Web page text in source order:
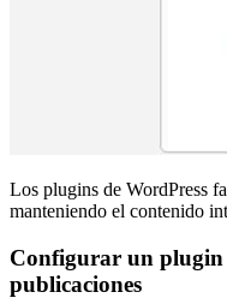
Los plugins de WordPress
manteniendo el contenido
Configurar un plugin
publicaciones